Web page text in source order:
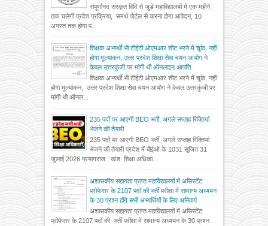
संपूर्णानंद संस्कृत विवि से जुड़े महाविद्यालयों में एक महीने
तक चलेगी प्रवेश प्रक्रिया, समर्थ पोर्टल से करना होगा आवेदन, 10
अगस्त तक होगा प...
शिक्षक अभ्यर्थी भी टीईटी ओएमआर शीट भरने में चूके, नहीं
होगा मूल्यांकन, उत्तर प्रदेश शिक्षा सेवा चयन आयोग ने
केवल उत्तरकुंजी पर मांगी थी ऑनलाइन आपत्ति
शिक्षक अभ्यर्थी भी टीईटी ओएमआर शीट भरने में चूके, नहीं
होगा मूल्यांकन, उत्तर प्रदेश शिक्षा सेवा चयन आयोग ने केवल उत्तरकुंजी पर
मांगी थी ऑनल...
235 पदों पर आएगी BEO भर्ती, अगले सप्ताह रिक्तियां
भेजने की तैयारी
235 पदों पर आएगी BEO भर्ती, अगले सप्ताह रिक्तियां
भेजने की तैयारी प्रदेश में बीईओ के 1031 सृजित 31
जुलाई 2026 प्रयागराज : खंड शिक्षा अधिका...
अशासकीय सहायता प्राप्त महाविद्यालयों में असिस्टेंट
प्रोफेसर के 2107 पदों की भर्ती परीक्षा में सामान्य अध्ययन
के 30 प्रश्न होंगे सभी अभ्यर्थियों के लिए अनिवार्य
अशासकीय सहायता प्राप्त महाविद्यालयों में असिस्टेंट
प्रोफेसर के 2107 पदों की भर्ती परीक्षा में सामान्य अध्ययन के 30 प्रश्न